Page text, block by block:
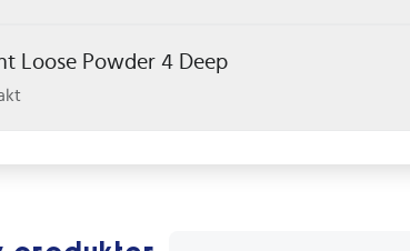
Loose Powder 4 Deep